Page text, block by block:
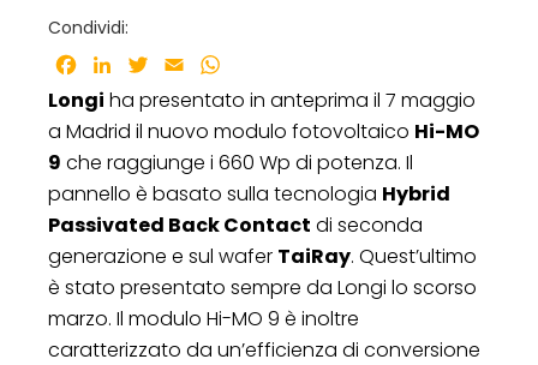
Condividi:
Facebook
LinkedInTwitter
Email
Longi ha presentato in anteprima il 7 maggio
a Madrid il nuovo modulo fotovoltaico Hi-MO
9 che raggiunge i 660 Wp di potenza. Il
pannello è basato sulla tecnologia Hybrid
Passivated Back Contact di seconda
generazione e sul wafer TaiRay. Quest’ultimo
è stato presentato sempre da Longi lo scorso
marzo. Il modulo Hi-MO 9 è inoltre
caratterizzato da un’efficienza di conversione